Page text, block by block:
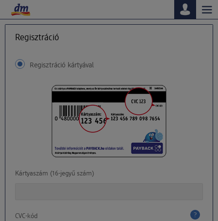
Regisztráció
Regisztráció kártyával
Kártyaszám (16-jegyű szám)
CVC-kód